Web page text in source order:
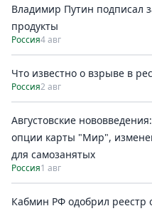
Владимир Путин подписал
продукты
Россия4 авг
Что известно о взрыве в
Россия2 авг
Августовские
опции карты "Мир",
для самозанятых
Россия1 авг
Кабмин РФ одобрил реестр